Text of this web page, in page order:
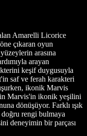
Amarelli Licorice
çıkaran oyun
arasına
arayan
keşif duygusuyla
saf ve ferah karakteri
ikonik Marvis
Marvis'in ikonik yeşilini
dönüşüyor. Farklı ışık
doğru rengi bulmaya
deneyimin bir parçası